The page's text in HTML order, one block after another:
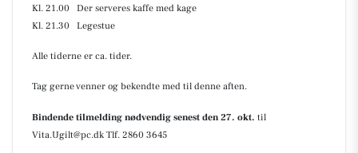
Kl. 21.00 Der serveres kaffe med kage
Kl. 21.30 Legestue
Alle tiderne er ca. tider.
Tag gerne venner og bekendte med til denne aften.
Bindende tilmelding nødvendig senest den 27. okt. til
Vita.Ugilt@pc.dk Tlf. 2860 3645